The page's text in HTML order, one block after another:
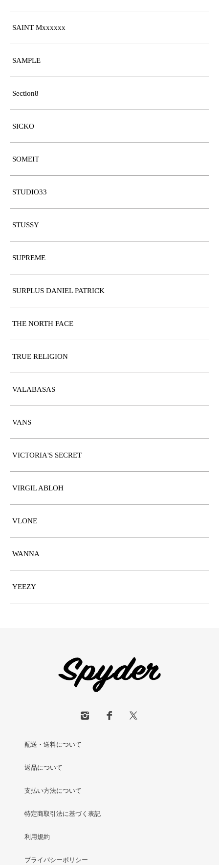
SAINT Mxxxxxx
SAMPLE
Section8
SICKO
SOMEIT
STUDIO33
STUSSY
SUPREME
SURPLUS DANIEL PATRICK
THE NORTH FACE
TRUE RELIGION
VALABASAS
VANS
VICTORIA'S SECRET
VIRGIL ABLOH
VLONE
WANNA
YEEZY
配送・送料について
返品について
支払い方法について
特定商取引法に基づく表記
利用規約
プライバシーポリシー